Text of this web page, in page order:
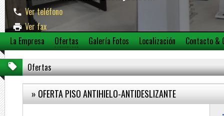
Ver teléfono
Ver fax
Ver móvil
La Empresa Ofertas Galería Fotos Localización Contacto &
Ofertas
» OFERTA PISO ANTIHIELO-ANTIDESLIZANTE